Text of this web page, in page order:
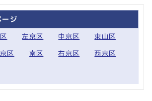
ージ
左京区 中京区 東山区
京区 南区 右京区 西京区